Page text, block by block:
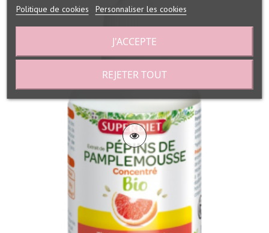
Politique de cookies Personnaliser les cookies
REJETER TOUT
J'ACCEPTE